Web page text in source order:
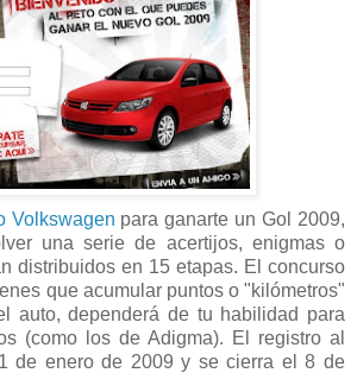
Volkswagen para ganarte un Gol 2009,
una serie de acertijos, enigmas o
distribuidos en 15 etapas. El concurso
que acumular puntos o "kilómetros"
auto, dependerá de tu habilidad para
(como los de Adigma). El registro al
de enero de 2009 y se cierra el 8 de